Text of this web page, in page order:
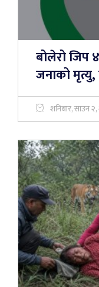
बोलेरो जिप
जनाको
शनिबार, साउन